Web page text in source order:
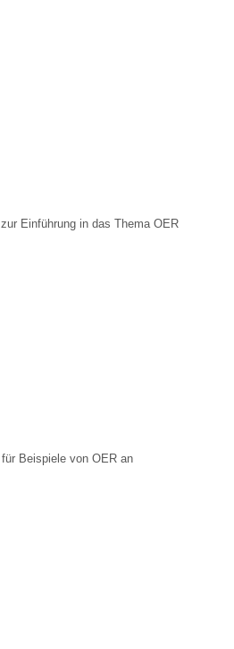
zur Einführung in das Thema OER
für Beispiele von OER an